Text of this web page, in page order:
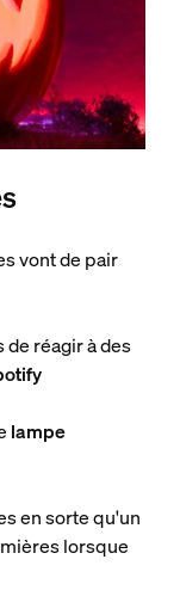
vont de pair
de réagir à des
lampe
en sorte qu'un
lorsque